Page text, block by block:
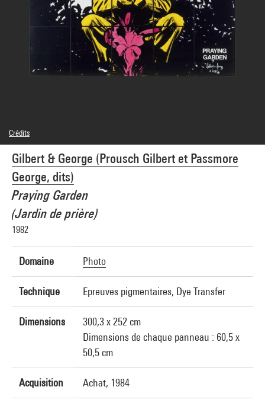
Gilbert & George (Prousch Gilbert et Passmore
George, dits)
Praying Garden
(Jardin de prière)
1982
Domaine Photo
Technique Epreuves pigmentaires, Dye Transfer
Dimensions
300,3 x 252 cm
Dimensions de chaque panneau : 60,5 x
50,5 cm
Acquisition Achat, 1984
Crédits
© Gilbert & George
Crédit photographique : Centre Pompidou, MNAM-CCI/Service de la documentation
photographique du MNAM/Dist. GrandPalaisRmn
Réf. image : 4R00074 [1984 CX 0018]
Diffusion image :GrandPalaisRmnPhoto